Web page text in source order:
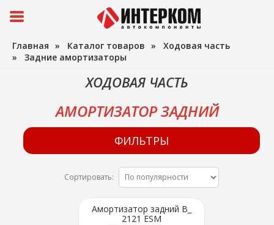
Главная » Каталог товаров » Ходовая часть
» Задние амортизаторы
ХОДОВАЯ ЧАСТЬ
АМОРТИЗАТОР ЗАДНИЙ
ФИЛЬТРЫ
Сортировать:
Амортизатор задний В_
2121 ESM